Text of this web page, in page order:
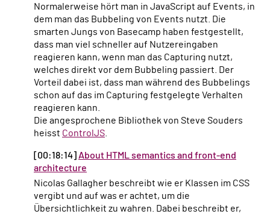
Normalerweise hört man in JavaScript auf Events, in
dem man das Bubbeling von Events nutzt. Die
smarten Jungs von Basecamp haben festgestellt,
dass man viel schneller auf Nutzereingaben
reagieren kann, wenn man das Capturing nutzt,
welches direkt vor dem Bubbeling passiert. Der
Vorteil dabei ist, dass man während des Bubbelings
schon auf das im Capturing festgelegte Verhalten
reagieren kann.
Die angesprochene Bibliothek von Steve Souders
heisst ControlJS
[00:18:14] About HTML semantics and front-end
architecture
Nicolas Gallagher beschreibt wie er Klassen im CSS
vergibt und auf was er achtet, um die
Übersichtlichkeit zu wahren. Dabei beschreibt er,